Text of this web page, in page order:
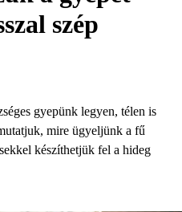
szép
gyepünk legyen, télen is
mire ügyeljünk a fű
készíthetjük fel a hideg